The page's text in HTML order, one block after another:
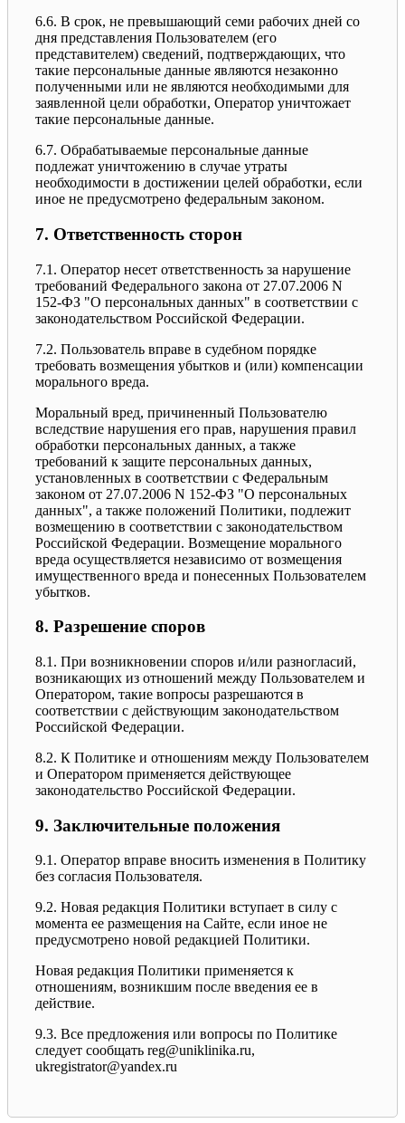
6.6. В срок, не превышающий семи рабочих дней со
дня представления Пользователем (его
представителем) сведений, подтверждающих, что
такие персональные данные являются незаконно
полученными или не являются необходимыми для
заявленной цели обработки, Оператор уничтожает
такие персональные данные.
6.7. Обрабатываемые персональные данные
подлежат уничтожению в случае утраты
необходимости в достижении целей обработки, если
иное не предусмотрено федеральным законом.
7. Ответственность сторон
7.1. Оператор несет ответственность за нарушение
требований Федерального закона от 27.07.2006 N
152-ФЗ "О персональных данных" в соответствии с
законодательством Российской Федерации.
7.2. Пользователь вправе в судебном порядке
требовать возмещения убытков и (или) компенсации
морального вреда.
Моральный вред, причиненный Пользователю
вследствие нарушения его прав, нарушения правил
обработки персональных данных, а также
требований к защите персональных данных,
установленных в соответствии с Федеральным
законом от 27.07.2006 N 152-ФЗ "О персональных
данных", а также положений Политики, подлежит
возмещению в соответствии с законодательством
Российской Федерации. Возмещение морального
вреда осуществляется независимо от возмещения
имущественного вреда и понесенных Пользователем
убытков.
8. Разрешение споров
8.1. При возникновении споров и/или разногласий,
возникающих из отношений между Пользователем и
Оператором, такие вопросы разрешаются в
соответствии с действующим законодательством
Российской Федерации.
8.2. К Политике и отношениям между Пользователем
и Оператором применяется действующее
законодательство Российской Федерации.
9. Заключительные положения
9.1. Оператор вправе вносить изменения в Политику
без согласия Пользователя.
9.2. Новая редакция Политики вступает в силу с
момента ее размещения на Сайте, если иное не
предусмотрено новой редакцией Политики.
Новая редакция Политики применяется к
отношениям, возникшим после введения ее в
действие.
9.3. Все предложения или вопросы по Политике
следует сообщать reg@uniklinika.ru,
ukregistrator@yandex.ru